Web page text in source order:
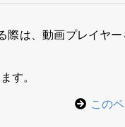
は、動画プレイヤ
す。
この